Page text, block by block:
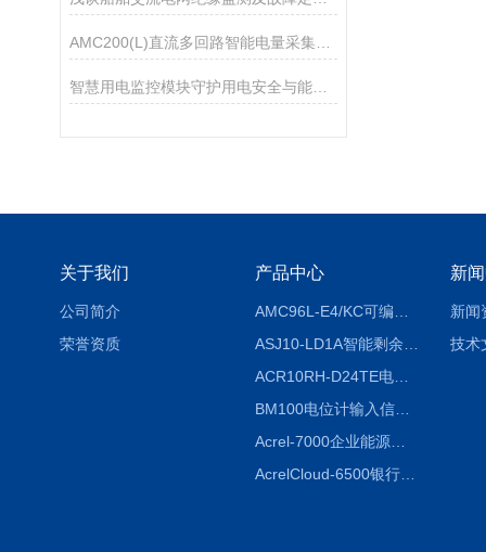
智慧用电监控模块守护用电安全与能效管理
关于我们
公司简介
荣誉资质
产品中心
ACR10RH-D24TE电力仪表外置开口式互感器
BM100电位计输入信号隔离器
Acrel-7000企业能源管控平台
AcrelCloud-6500银行业安全用电能耗云平台
新
新闻
技术